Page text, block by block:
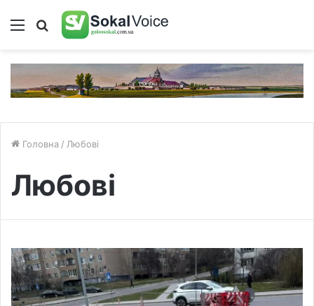
Меню Пошук
Головна / Любові
Любові